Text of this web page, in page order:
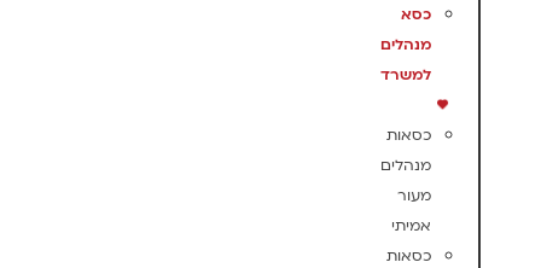
כסא
מנהלים
למשרד
כסאות
מנהלים
מעור
אמיתי
כסאות